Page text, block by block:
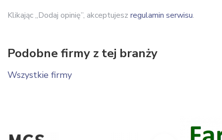
Klikając „Dodaj opinię”, akceptujesz regulamin serwisu.
Podobne firmy z tej branży
Wszystkie firmy